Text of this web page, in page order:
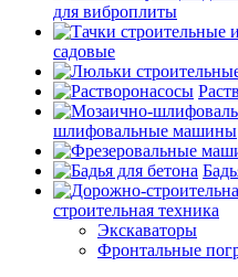
для виброплиты
садовые
шлифовальные машины
строительная техника
Экскаваторы
Фронтальные